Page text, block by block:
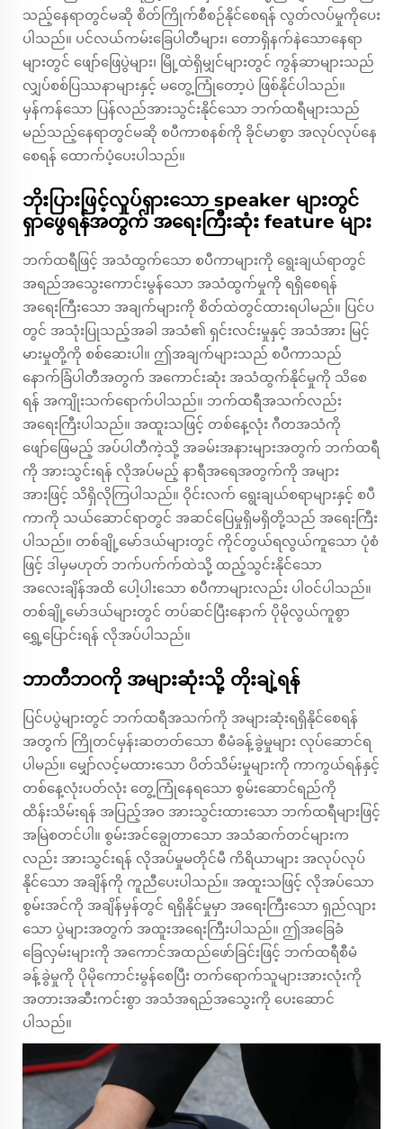
သည့်နေရာတွင်မဆို စိတ်ကြိုက်စီစဉ်နိုင်စေရန် လွတ်လပ်မှုကိုပေး
ပါသည်။ ပင်လယ်ကမ်းခြေပါတီများ၊ တောရှိနက်နဲသောနေရာ
များတွင် ဖျော်ဖြေပွဲများ၊ မြို့ထဲရှိမျှင်များတွင် ကွန်ဆာများသည်
လျှပ်စစ်ပြဿနာများနှင့် မတွေ့ကြုံတော့ပဲ ဖြစ်နိုင်ပါသည်။
မှန်ကန်သော ပြန်လည်အားသွင်းနိုင်သော ဘက်ထရီများသည်
မည်သည့်နေရာတွင်မဆို စပီကာစနစ်ကို ခိုင်မာစွာ အလုပ်လုပ်နေ
စေရန် ထောက်ပံ့ပေးပါသည်။
ဘိုးပြားဖြင့်လှုပ်ရှားသော speaker များတွင်
ရှာဖွေရန်အတွက် အရေးကြီးဆုံး feature များ
ဘက်ထရီဖြင့် အသံထွက်သော စပီကာများကို ရွေးချယ်ရာတွင်
အရည်အသွေးကောင်းမွန်သော အသံထွက်မှုကို ရရှိစေရန်
အရေးကြီးသော အချက်များကို စိတ်ထဲတွင်ထားရပါမည်။ ပြင်ပ
တွင် အသုံးပြုသည့်အခါ အသံ၏ ရှင်းလင်းမှုနှင့် အသံအား မြင့်
မားမှုတို့ကို စစ်ဆေးပါ။ ဤအချက်များသည် စပီကာသည်
နောက်ခြံပါတီအတွက် အကောင်းဆုံး အသံထွက်နိုင်မှုကို သိစေ
ရန် အကျိုးသက်ရောက်ပါသည်။ ဘက်ထရီအသက်လည်း
အရေးကြီးပါသည်။ အထူးသဖြင့် တစ်နေ့လုံး ဂီတအသံကို
ဖျော်ဖြေမည့် အပ်ပါတီကဲ့သို့ အခမ်းအနားများအတွက် ဘက်ထရီ
ကို အားသွင်းရန် လိုအပ်မည့် နာရီအရေအတွက်ကို အများ
အားဖြင့် သိရှိလိုကြပါသည်။ ဝိုင်းလက် ရွေးချယ်စရာများနှင့် စပီ
ကာကို သယ်ဆောင်ရာတွင် အဆင်ပြေမှုရှိမရှိတို့သည် အရေးကြီး
ပါသည်။ တစ်ချို့မော်ဒယ်များတွင် ကိုင်တွယ်ရလွယ်ကူသော ပုံစံ
ဖြင့် ဒါမှမဟုတ် ဘက်ပက်က်ထဲသို့ ထည့်သွင်းနိုင်သော
အလေးချိန်အထိ ပေါ့ပါးသော စပီကာများလည်း ပါဝင်ပါသည်။
တစ်ချို့မော်ဒယ်များတွင် တပ်ဆင်ပြီးနောက် ပိုမိုလွယ်ကူစွာ
ရွှေ့ပြောင်းရန် လိုအပ်ပါသည်။
ဘာတီဘဝကို အများဆုံးသို့ တိုးချဲ့ရန်
ပြင်ပပွဲများတွင် ဘက်ထရီအသက်ကို အများဆုံးရရှိနိုင်စေရန်
အတွက် ကြိုတင်မှန်းဆတတ်သော စီမံခန့်ခွဲမှုများ လုပ်ဆောင်ရ
ပါမည်။ မျှော်လင့်မထားသော ပိတ်သိမ်းမှုများကို ကာကွယ်ရန်နှင့်
တစ်နေ့လုံးပတ်လုံး တွေ့ကြုံနေရသော စွမ်းဆောင်ရည်ကို
ထိန်းသိမ်းရန် အပြည့်အဝ အားသွင်းထားသော ဘက်ထရီများဖြင့်
အမြဲစတင်ပါ။ စွမ်းအင်ချွေတာသော အသံဆက်တင်များက
လည်း အားသွင်းရန် လိုအပ်မှုမတိုင်မီ ကိရိယာများ အလုပ်လုပ်
နိုင်သော အချိန်ကို ကူညီပေးပါသည်။ အထူးသဖြင့် လိုအပ်သော
စွမ်းအင်ကို အချိန်မှန်တွင် ရရှိနိုင်မှုမှာ အရေးကြီးသော ရှည်လျား
သော ပွဲများအတွက် အထူးအရေးကြီးပါသည်။ ဤအခြေခံ
ခြေလှမ်းများကို အကောင်အထည်ဖော်ခြင်းဖြင့် ဘက်ထရီစီမံ
ခန့်ခွဲမှုကို ပိုမိုကောင်းမွန်စေပြီး တက်ရောက်သူများအားလုံးကို
အတားအဆီးကင်းစွာ အသံအရည်အသွေးကို ပေးဆောင်
ပါသည်။